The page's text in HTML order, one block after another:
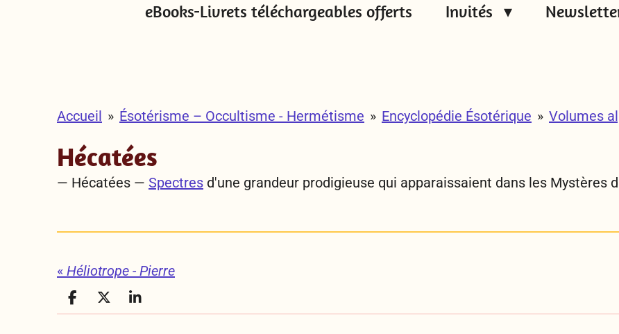
eBooks-Livrets téléchargeables offerts
Invités
Accueil » Ésotérisme – Occultisme - Hermétisme » Encyclopédie Ésotérique » Volumes
Hécatées
— Hécatées — Spectres d'une grandeur prodigieuse qui apparaissaient dans les Mystères
« Héliotrope - Pierre
P
a
P
a
P
a